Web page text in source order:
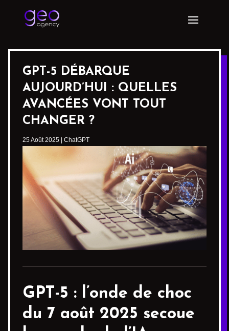
GPT-5 DÉBARQUE
AUJOURD’HUI : QUELLES
AVANCÉES VONT TOUT
CHANGER ?
25 Août 2025 ChatGPT
GPT-5 : l’onde de choc
du 7 août 2025 secoue